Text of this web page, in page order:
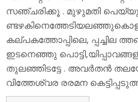
സഞ്ചരിക്കൂ . മുഴുമതി
കല്പകത്തോപ്പിലെ, പ്പച്ചില
ഇടനെഞ്ഞു
തുലഞ്ഞിടട്ടേ . അവര്‍തന്‍
വിത്തേശ്വര രരമന